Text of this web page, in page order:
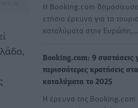
Η Booking.com
ετήσια έρευνα για τα
καταλύματα στην Ευρώπη,…
Booking.com: 9 συστάσεις
περισσότερες κρατήσεις στα
καταλύματα το 2025
Η έρευνα της Booking.com